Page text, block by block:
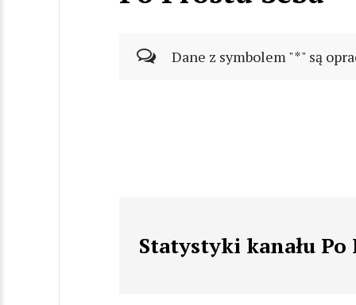
Dane z symbolem "*" są
Statystyki kanału Po